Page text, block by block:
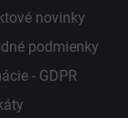
novinky
podmienky
- GDPR